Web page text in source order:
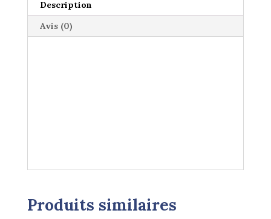
Éducation
Description
Avis (0)
Produits similaires